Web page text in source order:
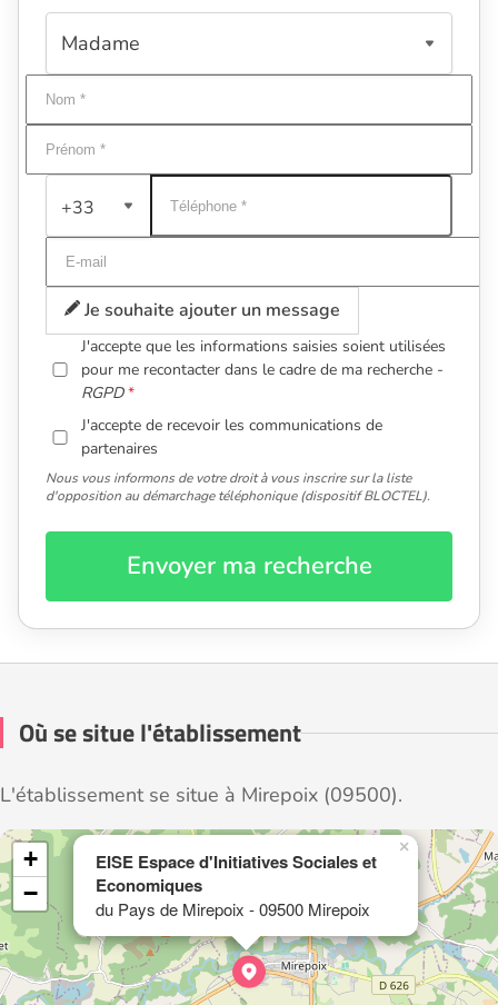
+33
Je souhaite ajouter un message
J'accepte que les informations saisies soient utilisées
pour me recontacter dans le cadre de ma recherche -
RGPD
J'accepte de recevoir les communications de
partenaires
Nous vous informons de votre droit à vous inscrire sur la liste
d'opposition au démarchage téléphonique (dispositif BLOCTEL).
Envoyer ma recherche
Où se situe l'établissement
L'établissement se situe à Mirepoix (09500).
EISE Espace d'Initiatives Sociales et
Economiques
du Pays de Mirepoix - 09500 Mirepoix
×
+
−